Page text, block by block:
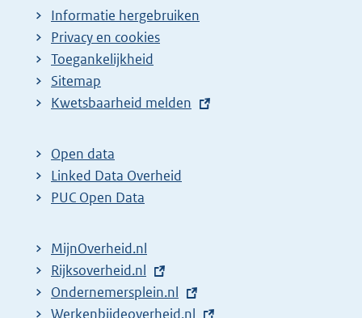
Informatie hergebruiken
Privacy en cookies
Toegankelijkheid
Sitemap
E
t
e
r
l
i
n
Kwetsbaarheid melden
Open data
Linked Data Overheid
PUC Open Data
MijnOverheid.nl
E
x
t
Rijksoverheid.nl
E
x
Ondernemersplein.nl
E
Werkenbijdeoverheid.nl